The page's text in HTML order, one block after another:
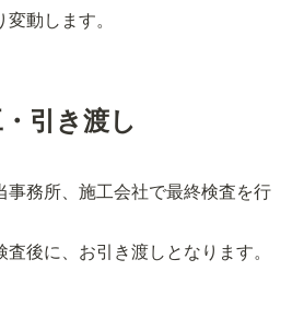
動します。
引き渡し
事務所、施工会社で最終検査を行
後に、お引き渡しとなります。